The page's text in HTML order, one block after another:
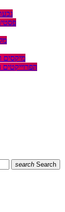
מיקסים
הפרוייקטים
search Search